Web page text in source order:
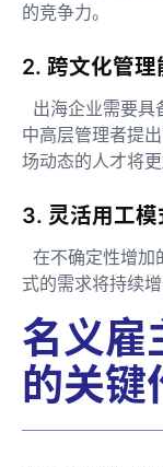
的竞争力。
2. 跨文化管
出海企业需要具
中高层管理者提
场动态的人才将更
3. 灵活用工
在不确定性增加
式的需求将持续
名义雇
的关键